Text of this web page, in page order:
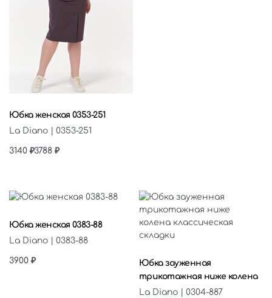
Юбка женская 0353-251
La Diano | 0353-251
3140₽3788 ₽
Юбка женская 0383-88
La Diano | 0383-88
3900 ₽
Юбка зауженная
трикотажная ниже колена
La Diano | 0304-887